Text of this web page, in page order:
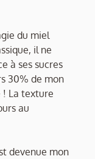
du miel
il ne
à ses sucres
30% de mon
! La texture
au
devenue mon